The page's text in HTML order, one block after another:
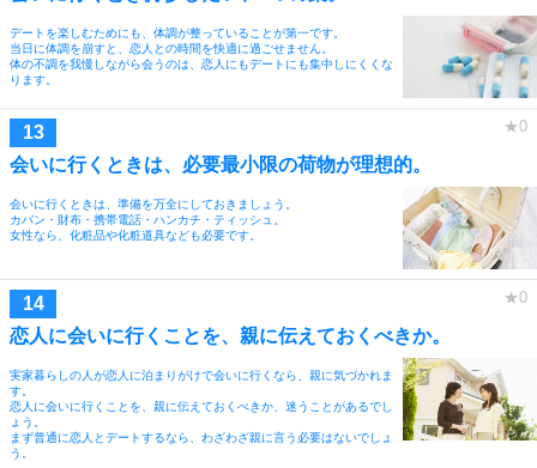
デートを楽しむためにも、体調が整っていることが第一です。
当日に体調を崩すと、恋人との時間を快適に過ごせません。
体の不調を我慢しながら会うのは、恋人にもデートにも集中しにくくな
ります。
会いに行くときは、必要最小限の荷物が理想的。
会いに行くときは、準備を万全にしておきましょう。
カバン・財布・携帯電話・ハンカチ・ティッシュ。
女性なら、化粧品や化粧道具なども必要です。
恋人に会いに行くことを、親に伝えておくべきか。
実家暮らしの人が恋人に泊まりがけで会いに行くなら、親に気づかれま
す。
恋人に会いに行くことを、親に伝えておくべきか、迷うことがあるでし
ょう。
まず普通に恋人とデートするなら、わざわざ親に言う必要はないでしょ
う。